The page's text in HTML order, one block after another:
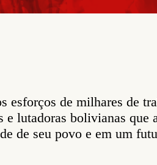
esforços de milhares de
e lutadoras bolivianas que
de seu povo e em um